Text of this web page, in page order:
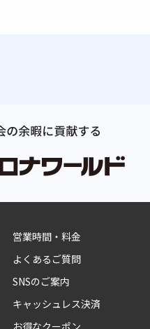
営業時間・料金
よくあるご質問
SNSのご案内
キャッシュレス決済
お得なクーポン